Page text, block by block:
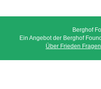
Berghof
Ein Angebot der Berghof
Über Frieden Fragen